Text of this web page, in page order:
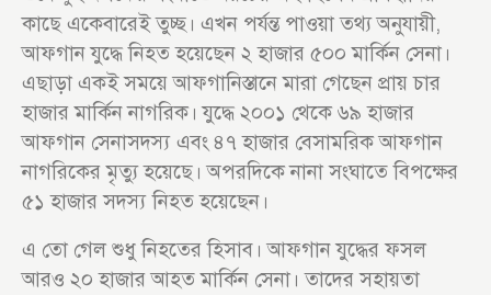
কাছে একেবারেই তুচ্ছ। এখন পর্যন্ত পাওয়া তথ্য অনুযায়ী,
আফগান যুদ্ধে নিহত হয়েছেন ২ হাজার ৫০০ মার্কিন সেনা।
এছাড়া একই সময়ে আফগানিস্তানে মারা গেছেন প্রায় চার
হাজার মার্কিন নাগরিক। যুদ্ধে ২০০১ থেকে ৬৯ হাজার
আফগান সেনাসদস্য এবং ৪৭ হাজার বেসামরিক আফগান
নাগরিকের মৃত্যু হয়েছে। অপরদিকে নানা সংঘাতে বিপক্ষের
৫১ হাজার সদস্য নিহত হয়েছেন।
এ তো গেল শুধু নিহতের হিসাব। আফগান যুদ্ধের ফসল
আরও ২০ হাজার আহত মার্কিন সেনা। তাদের সহায়তা